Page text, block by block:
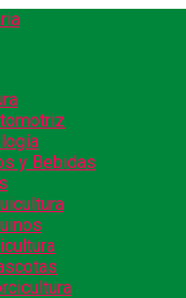
y Bebidas